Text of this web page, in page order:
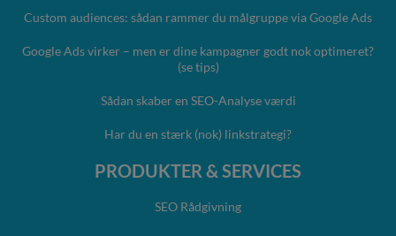
Custom audiences: sådan rammer du målgruppe via Google Ads
Google Ads virker – men er dine kampagner godt nok optimeret?
(se tips)
Sådan skaber en SEO-Analyse værdi
Har du en stærk (nok) linkstrategi?
PRODUKTER & SERVICES
SEO Rådgivning